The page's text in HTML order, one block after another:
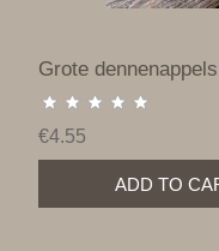
Grote
€4.55
ADD TO